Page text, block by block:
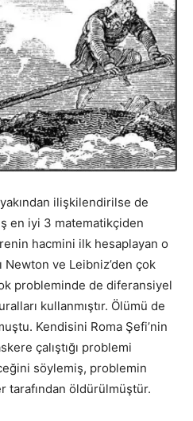
ilişkilendirilse de
en iyi 3 matematikçiden
hacmini ilk hesaplayan o
Newton ve Leibniz’den çok
probleminde de diferansiyel
kullanmıştır. Ölümü de
Kendisini Roma Şefi’nin
çalıştığı problemi
söylemiş, problemin
tarafından öldürülmüştür.